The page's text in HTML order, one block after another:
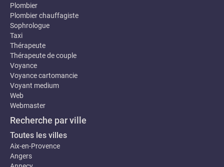
Plombier
Plombier chauffagiste
Sophrologue
Taxi
Thérapeute
Thérapeute de couple
Voyance
Voyance cartomancie
Voyant medium
Web
Webmaster
Recherche par ville
Toutes les villes
Aix-en-Provence
Angers